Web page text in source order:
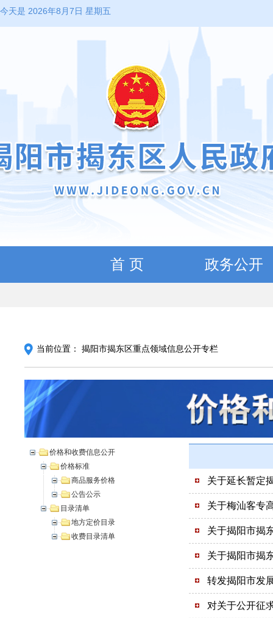
今天是 2026年8月7日 星期五
首 页 政务公开
当前位置： 揭阳市揭东区重点领域信息公开专栏
价格和收费信息公开
价格标准
商品服务价格
公告公示
目录清单
地方定价目录
收费目录清单
关于延长暂定
关于梅汕客专
关于揭阳市揭
关于揭阳市揭
转发揭阳市发
对关于公开征